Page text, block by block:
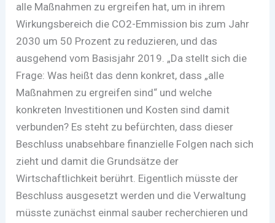
alle Maßnahmen zu ergreifen hat, um in ihrem
Wirkungsbereich die CO2-Emmission bis zum Jahr
2030 um 50 Prozent zu reduzieren, und das
ausgehend vom Basisjahr 2019. „Da stellt sich die
Frage: Was heißt das denn konkret, dass „alle
Maßnahmen zu ergreifen sind“ und welche
konkreten Investitionen und Kosten sind damit
verbunden? Es steht zu befürchten, dass dieser
Beschluss unabsehbare finanzielle Folgen nach sich
zieht und damit die Grundsätze der
Wirtschaftlichkeit berührt. Eigentlich müsste der
Beschluss ausgesetzt werden und die Verwaltung
müsste zunächst einmal sauber recherchieren und